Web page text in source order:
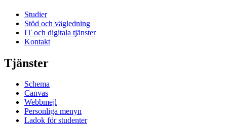
Studier
Stöd och vägledning
IT och digitala tjänster
Kontakt
Tjänster
Schema
Canvas
Webbmejl
Personliga menyn
Ladok för studenter